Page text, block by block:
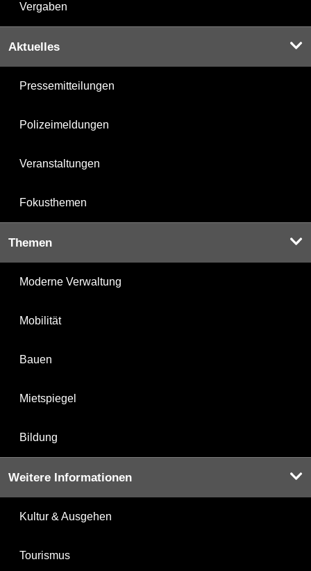
Vergaben
Aktuelles
Pressemitteilungen
Polizeimeldungen
Veranstaltungen
Fokusthemen
Themen
Moderne Verwaltung
Mobilität
Bauen
Mietspiegel
Bildung
Weitere Informationen
Kultur & Ausgehen
Tourismus